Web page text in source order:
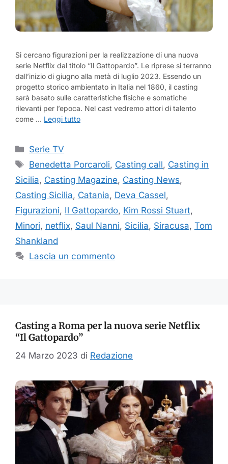
Si cercano figurazioni per la realizzazione di una nuova
serie Netflix dal titolo “Il Gattopardo”. Le riprese si terranno
dall’inizio di giugno alla metà di luglio 2023. Essendo un
progetto storico ambientato in Italia nel 1860, il casting
sarà basato sulle caratteristiche fisiche e somatiche
rilevanti per l’epoca. Nel cast vedremo attori di talento
come … Leggi tutto
Categorie
Serie TV
Tag
Benedetta Porcaroli, Casting call, Casting in
Sicilia, Casting Magazine, Casting News,
Casting Sicilia, Catania, Deva Cassel,
Figurazioni, Il Gattopardo, Kim Rossi Stuart,
Minori, netflix, Saul Nanni, Sicilia, Siracusa, Tom
Shankland
Lascia un commento
Casting a Roma per la nuova serie Netflix
“Il Gattopardo”
24 Marzo 2023 di Redazione